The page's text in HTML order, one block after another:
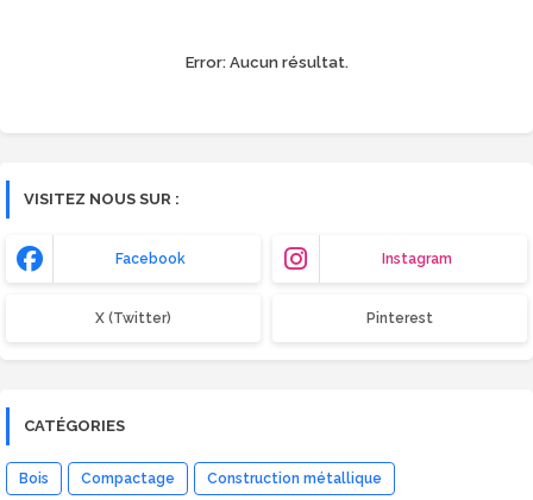
Error:Aucun résultat.
VISITEZ NOUS SUR :
Facebook Instagram
X (Twitter) Pinterest
CATÉGORIES
Bois Compactage Construction métallique